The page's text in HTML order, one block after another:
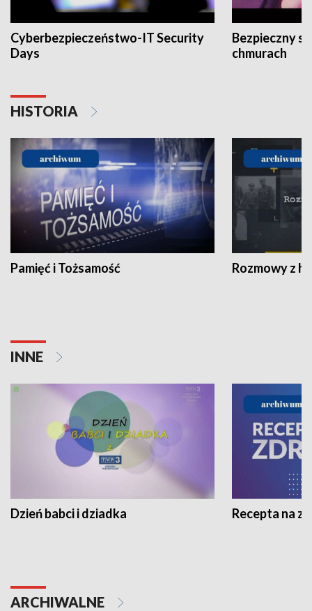
Cyberbezpieczeństwo-IT Security
Days
Bezpieczny
chmurach
HISTORIA
Pamięć i Tożsamość Rozmowy z
INNE
Dzień babci i dziadka Recepta na
ARCHIWALNE